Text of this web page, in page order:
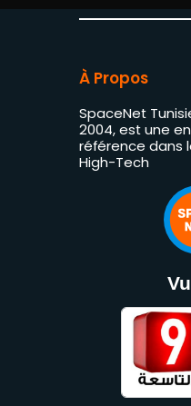
À Propos
SpaceNet
2004, est une
référence dans
High-Tech